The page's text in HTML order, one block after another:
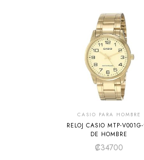
CASIO PARA HOMBRE
RELOJ CASIO MTP-
DE HOMBRE
₡34700